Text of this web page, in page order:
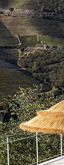
CarlaRibeiro
2 de jun.
Spoiler: A
lista